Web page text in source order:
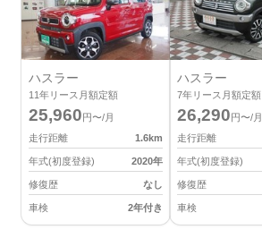
ハスラー
11年リース月額定額
25,960円〜/月
走行距離
1.6km
年式(初度登録) 2020年
修復歴 なし
車検 2年付き
ハスラー
7年リース月額定額
26,290円〜/月
走行距離
年式(初度登録)
修復歴
車検